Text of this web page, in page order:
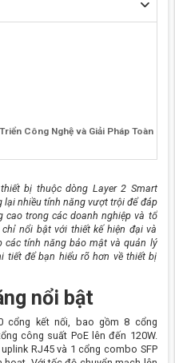
Công Nghệ và Giải Pháp Toàn
bị thuộc dòng Layer 2 Smart
lại nhiều tính năng vượt trội để đáp
cao trong các doanh nghiệp và tổ
nổi bật với thiết kế hiện đại và
các tính năng bảo mật và quản lý
tiết để bạn hiểu rõ hơn về thiết bị
nổi bật
cổng kết nối, bao gồm 8 cổng
công suất PoE lên đến 120W.
RJ45 và 1 cổng combo SFP